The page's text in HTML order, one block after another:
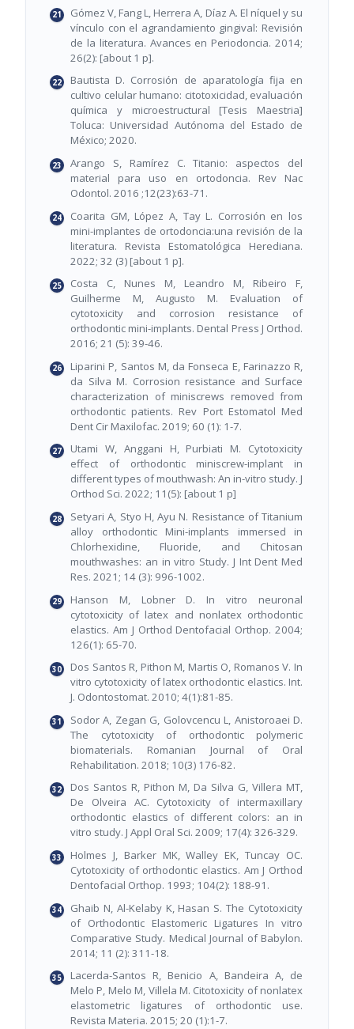
Gómez V, Fang L, Herrera A, Díaz A. El níquel y su
vínculo con el agrandamiento gingival: Revisión
de la literatura. Avances en Periodoncia. 2014;
26(2): [about 1 p].
Bautista D. Corrosión de aparatología fija en
cultivo celular humano: citotoxicidad, evaluación
química y microestructural [Tesis Maestria]
Toluca: Universidad Autónoma del Estado de
México; 2020.
Arango S, Ramírez C. Titanio: aspectos del
material para uso en ortodoncia. Rev Nac
Odontol. 2016 ;12(23):63-71.
Coarita GM, López A, Tay L. Corrosión en los
mini-implantes de ortodoncia:una revisión de la
literatura. Revista Estomatológica Herediana.
2022; 32 (3) [about 1 p].
Costa C, Nunes M, Leandro M, Ribeiro F,
Guilherme M, Augusto M. Evaluation of
cytotoxicity and corrosion resistance of
orthodontic mini-implants. Dental Press J Orthod.
2016; 21 (5): 39-46.
Liparini P, Santos M, da Fonseca E, Farinazzo R,
da Silva M. Corrosion resistance and Surface
characterization of miniscrews removed from
orthodontic patients. Rev Port Estomatol Med
Dent Cir Maxilofac. 2019; 60 (1): 1-7.
Utami W, Anggani H, Purbiati M. Cytotoxicity
effect of orthodontic miniscrew-implant in
different types of mouthwash: An in-vitro study. J
Orthod Sci. 2022; 11(5): [about 1 p]
Setyari A, Styo H, Ayu N. Resistance of Titanium
alloy orthodontic Mini-implants immersed in
Chlorhexidine, Fluoride, and Chitosan
mouthwashes: an in vitro Study. J Int Dent Med
Res. 2021; 14 (3): 996-1002.
Hanson M, Lobner D. In vitro neuronal
cytotoxicity of latex and nonlatex orthodontic
elastics. Am J Orthod Dentofacial Orthop. 2004;
126(1): 65-70.
Dos Santos R, Pithon M, Martis O, Romanos V. In
vitro cytotoxicity of latex orthodontic elastics. Int.
J. Odontostomat. 2010; 4(1):81-85.
Sodor A, Zegan G, Golovcencu L, Anistoroaei D.
The cytotoxicity of orthodontic polymeric
biomaterials. Romanian Journal of Oral
Rehabilitation. 2018; 10(3) 176-82.
Dos Santos R, Pithon M, Da Silva G, Villera MT,
De Olveira AC. Cytotoxicity of intermaxillary
orthodontic elastics of different colors: an in
vitro study. J Appl Oral Sci. 2009; 17(4): 326-329.
Holmes J, Barker MK, Walley EK, Tuncay OC.
Cytotoxicity of orthodontic elastics. Am J Orthod
Dentofacial Orthop. 1993; 104(2): 188-91.
Ghaib N, Al-Kelaby K, Hasan S. The Cytotoxicity
of Orthodontic Elastomeric Ligatures In vitro
Comparative Study. Medical Journal of Babylon.
2014; 11 (2): 311-18.
Lacerda-Santos R, Benicio A, Bandeira A, de
Melo P, Melo M, Villela M. Citotoxicity of nonlatex
elastometric ligatures of orthodontic use.
Revista Materia. 2015; 20 (1):1-7.